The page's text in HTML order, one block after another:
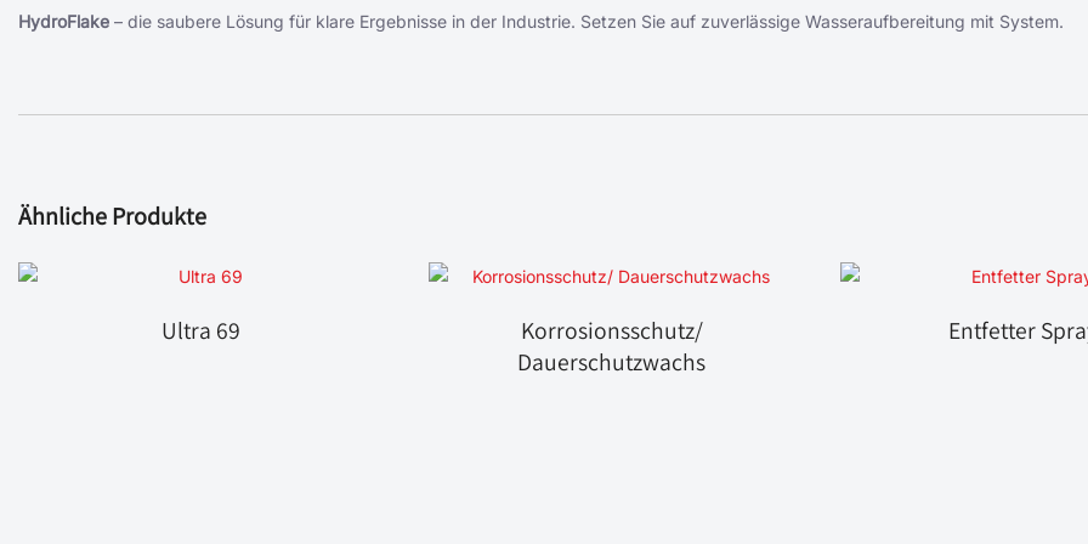
HydroFlake – die saubere Lösung für klare Ergebnisse in der Industrie. Setzen Sie auf zuverlässige Wasseraufbereitung mit System.
Ähnliche Produkte
Ultra 69
Korrosionsschutz/
Dauerschutzwachs
Entfetter